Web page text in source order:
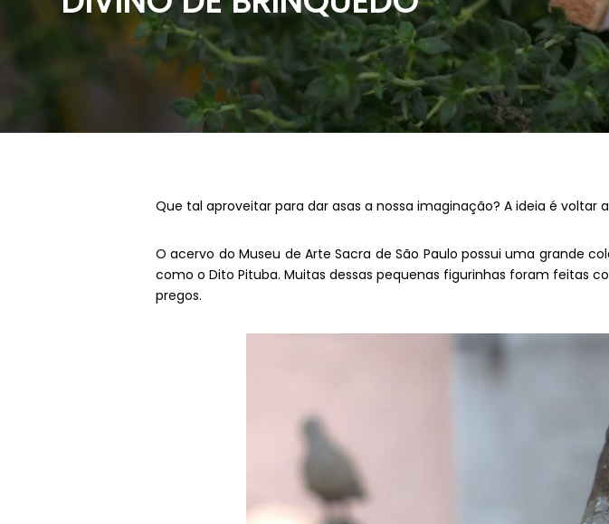
Que tal aproveitar para dar asas a nossa imaginação? A ideia é
O acervo do Museu de Arte Sacra de São Paulo possui uma grande
como o Dito Pituba. Muitas dessas pequenas figurinhas foram feitas
pregos.